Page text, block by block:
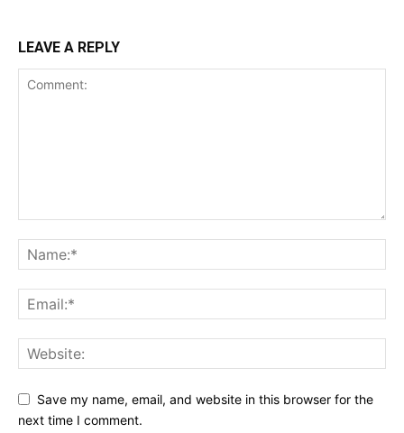
LEAVE A REPLY
Save my name, email, and website in this browser for the
next time I comment.